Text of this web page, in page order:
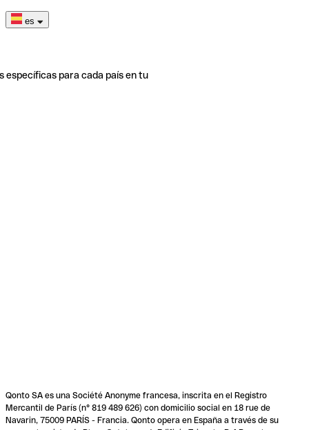
es
específicas para cada país en tu
Qonto SA es una Société Anonyme francesa, inscrita en el Registro
Mercantil de París (n° 819 489 626) con domicilio social en 18 rue de
Navarin, 75009 PARÍS - Francia. Qonto opera en España a través de su